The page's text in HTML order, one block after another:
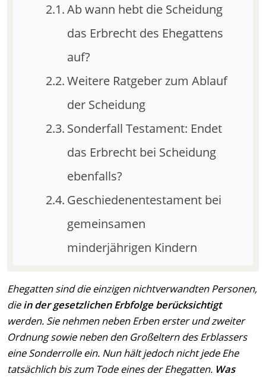
Ab wann hebt die Scheidung
das Erbrecht des Ehegattens
auf?
Weitere Ratgeber zum Ablauf
der Scheidung
Sonderfall Testament: Endet
das Erbrecht bei Scheidung
ebenfalls?
Geschiedenentestament bei
gemeinsamen
minderjährigen Kindern
Ehegatten sind die einzigen nichtverwandten Personen,
diein der gesetzlichen Erbfolge berücksichtigt
werden. Sie nehmen neben Erben erster und zweiter
Ordnung sowie neben den Großeltern des Erblassers
eine Sonderrolle ein. Nun hält jedoch nicht jede Ehe
tatsächlich bis zum Tode eines der Ehegatten. Was